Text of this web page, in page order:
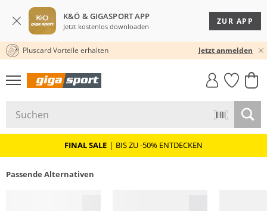
K&Ö & GIGASPORT APP
Jetzt kostenlos downloaden
ZUR APP
30 TAGE RÜCKGABERECHT
Pluscard Vorteile erhalten Jetzt anmelden
GIGASTYLE
FAHRRAD­
MUST-HAVE
FINAL SALE | BIS ZU -50% ENTDECKEN
Passende Alternativen